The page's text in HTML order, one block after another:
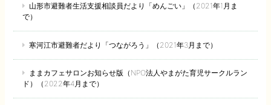
山形市避難者生活支援相談員だより「めんごい」（2021年1月ま
で）
寒河江市避難者だより「つながろう」（2021年3月まで）
ままカフェサロンお知らせ版（NPO法人やまがた育児サークルラン
ド）（2022年4月まで）